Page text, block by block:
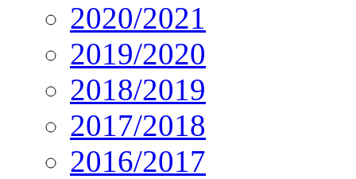
2020/2021
2019/2020
2018/2019
2017/2018
2016/2017